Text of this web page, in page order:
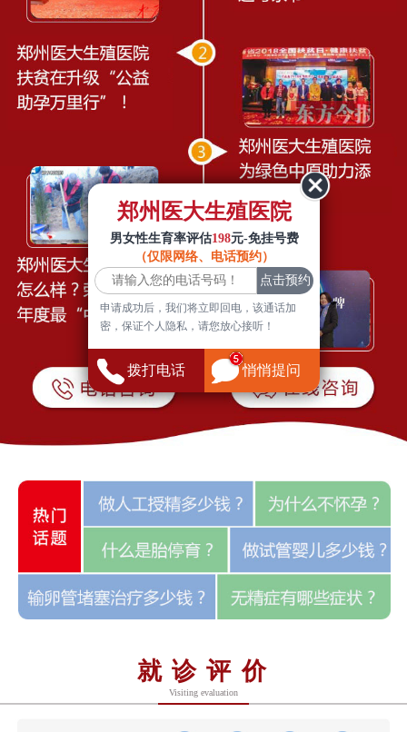
就诊评价
Visiting evaluation
郑州医大生殖医院
男女性生育率评估198元-免挂号费
（仅限网络、电话预约）
申请成功后，我们将立即回电，该通话加
密，保证个人隐私，请您放心接听！
拨打电话 悄悄提问